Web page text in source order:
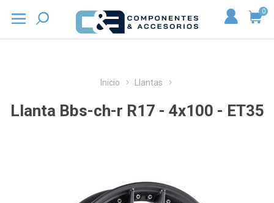
0
Inicio Llantas
Llanta Bbs-ch-r R17 - 4x100 - ET35